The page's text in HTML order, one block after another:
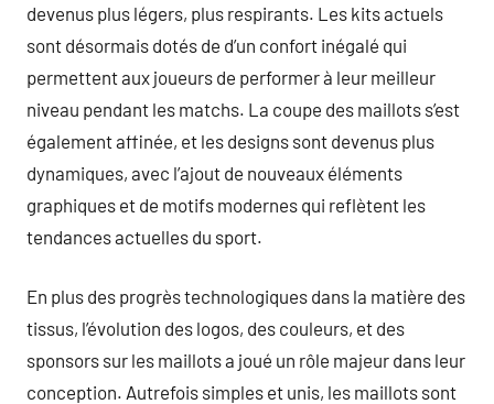
devenus plus légers, plus respirants. Les kits actuels
sont désormais dotés de d’un confort inégalé qui
permettent aux joueurs de performer à leur meilleur
niveau pendant les matchs. La coupe des maillots s’est
également affinée, et les designs sont devenus plus
dynamiques, avec l’ajout de nouveaux éléments
graphiques et de motifs modernes qui reflètent les
tendances actuelles du sport.
En plus des progrès technologiques dans la matière des
tissus, l’évolution des logos, des couleurs, et des
sponsors sur les maillots a joué un rôle majeur dans leur
conception. Autrefois simples et unis, les maillots sont